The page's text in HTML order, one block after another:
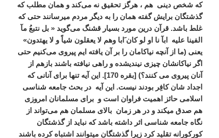
که شخص دینی هم ، هرگز تحقیق نه می‌کند و همان مطلب که
گذشتگان برایش گفته همان را به دیگر مردم میرسانند حتی که
غلط باشد. قرآن درین مورد بسیار قشنگ می‌گوید « بل نتبعُ مآ
الفینا علیه
ابآ نا او لو کان َابا وهم لا یعقلون شیاً و لا یهتدون»
یعنی (ما از آنچه نیاکامان را بر آن یافته ایم پیروی می‌کنیم حتی
اگر نیاکانشان چیزی نیندیشده و راهی نیافته باشند بازهم از
آنان پیروی می کنند؟) [بقره 170]. این آیه تنها برای آنانی که
اجداد شان کافِر بودند نیست. این آیه در بحث جامعه شناسی
اسلامی حائز اهمیت فراوان است و برای مسلمانان امروزی
هم صدق میکند و در هر زمان بالای مسلمان هم می‌تواند از
نگاه جامعه شناسی اثر داشته باشد که نباید از گذشتگان
کورکورانه تقلید کرد زیرا گذشتگان میتوانند اشتباه کرده باشند